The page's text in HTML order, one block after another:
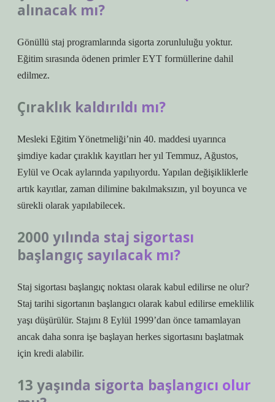
alınacak mı?
Gönüllü staj programlarında sigorta zorunluluğu yoktur.
Eğitim sırasında ödenen primler EYT formüllerine dahil
edilmez.
Çıraklık kaldırıldı mı?
Mesleki Eğitim Yönetmeliği’nin 40. maddesi uyarınca
şimdiye kadar çıraklık kayıtları her yıl Temmuz, Ağustos,
Eylül ve Ocak aylarında yapılıyordu. Yapılan değişikliklerle
artık kayıtlar, zaman dilimine bakılmaksızın, yıl boyunca ve
sürekli olarak yapılabilecek.
2000 yılında staj sigortası
başlangıç sayılacak mı?
Staj sigortası başlangıç ​​noktası olarak kabul edilirse ne olur?
Staj tarihi sigortanın başlangıcı olarak kabul edilirse emeklilik
yaşı düşürülür. Stajını 8 Eylül 1999’dan önce tamamlayan
ancak daha sonra işe başlayan herkes sigortasını başlatmak
için kredi alabilir.
13 yaşında sigorta başlangıcı olur